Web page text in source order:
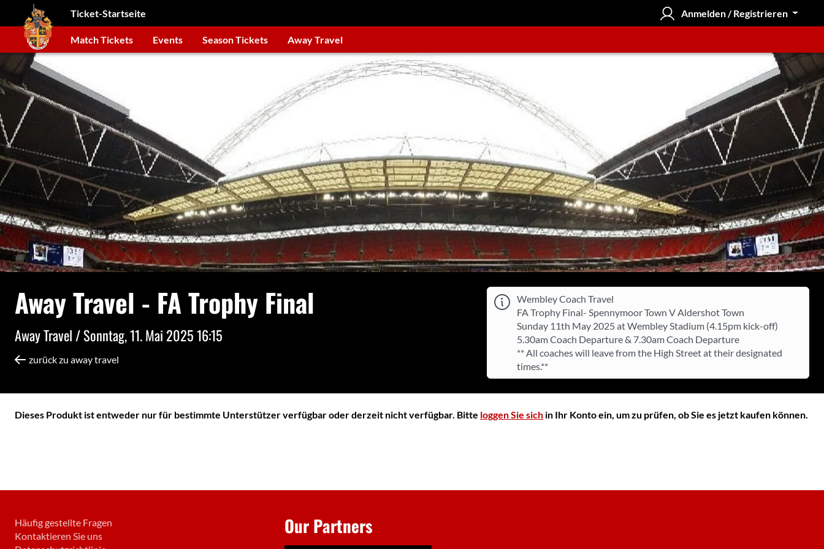
Ticket-Startseite Anmelden / Registrieren
Match Tickets Events Season Tickets Away Travel
Away Travel - FA Trophy Final
Away Travel /Sonntag, 11. Mai 2025 16:15
zurück zu away travel
Wembley Coach Travel
FA Trophy Final- Spennymoor Town V Aldershot Town
Sunday 11th May 2025 at Wembley Stadium (4.15pm kick-off)
5.30am Coach Departure & 7.30am Coach Departure
** All coaches will leave from the High Street at their designated
times.**
Dieses Produkt ist entweder nur für bestimmte Unterstützer verfügbar oder derzeit nicht verfügbar. Bitte loggen Sie sich in Ihr Konto ein, um zu prüfen, ob Sie es jetzt kaufen können.
Häufig gestellte Fragen
Kontaktieren Sie uns
Our Partners